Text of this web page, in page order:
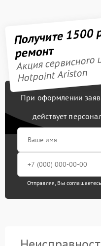
Получите 1500
ремонт
Акция сервисного
Hotpoint Ariston
При оформлении
действует
Отправляя, Вы